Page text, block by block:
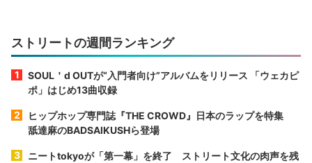
ストリートの週間ランキング
SOUL＇d OUTが“入門者向け”アルバムをリリース 「ウェカピ
ポ」はじめ13曲収録
ヒップホップ専門誌『THE CROWD』日本のラップを特集
舐達麻のBADSAIKUSHら登場
ニートtokyoが「第一幕」を終了 ストリート文化の肉声を残